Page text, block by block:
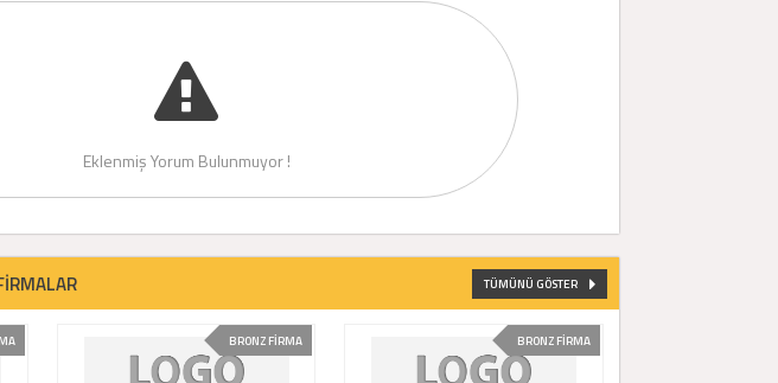
Eklenmiş Yorum Bulunmuyor !
TÜMÜNÜ GÖSTER
BRONZ FİRMA BRONZ FİRMA